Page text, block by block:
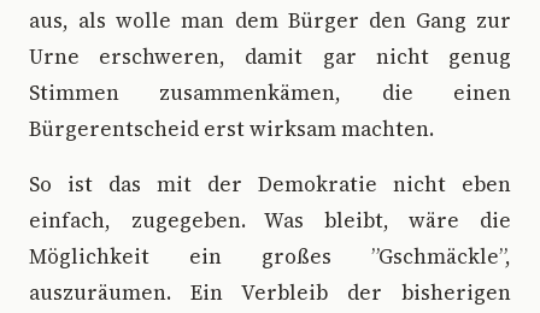
aus, als wolle man dem Bürger den Gang zur
Urne erschweren, damit gar nicht genug
Stimmen zusammenkämen, die einen
Bürgerentscheid erst wirksam machten.
So ist das mit der Demokratie nicht eben
einfach, zugegeben. Was bleibt, wäre die
Möglichkeit ein großes ”Gschmäckle”,
auszuräumen. Ein Verbleib der bisherigen